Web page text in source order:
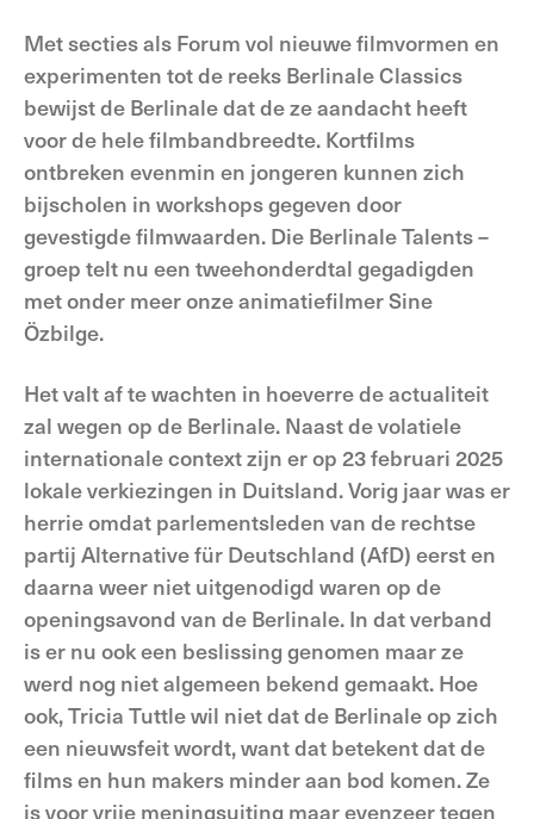
Met secties als Forum vol nieuwe filmvormen en
experimenten tot de reeks Berlinale Classics
bewijst de Berlinale dat de ze aandacht heeft
voor de hele filmbandbreedte. Kortfilms
ontbreken evenmin en jongeren kunnen zich
bijscholen in workshops gegeven door
gevestigde filmwaarden. Die Berlinale Talents –
groep telt nu een tweehonderdtal gegadigden
met onder meer onze animatiefilmer Sine
Özbilge.
Het valt af te wachten in hoeverre de actualiteit
zal wegen op de Berlinale. Naast de volatiele
internationale context zijn er op 23 februari 2025
lokale verkiezingen in Duitsland. Vorig jaar was er
herrie omdat parlementsleden van de rechtse
partij Alternative für Deutschland (AfD) eerst en
daarna weer niet uitgenodigd waren op de
openingsavond van de Berlinale. In dat verband
is er nu ook een beslissing genomen maar ze
werd nog niet algemeen bekend gemaakt. Hoe
ook, Tricia Tuttle wil niet dat de Berlinale op zich
een nieuwsfeit wordt, want dat betekent dat de
films en hun makers minder aan bod komen. Ze
is voor vrije meningsuiting maar evenzeer tegen